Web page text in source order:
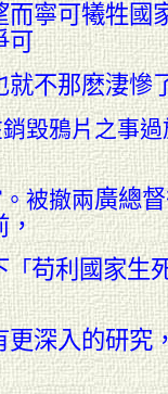
而寧可犧牲國
可
就不那麽淒慘
毀鴉片之事
被撤兩廣總
，
「苟利國家生
更深入的研究